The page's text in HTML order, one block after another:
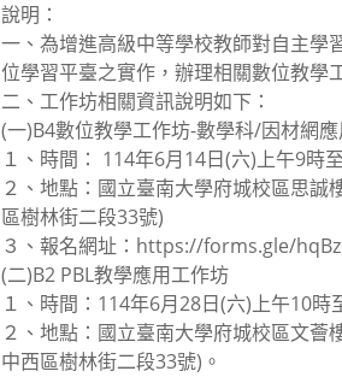
說明：
一、為增進高級中等學校教師對自主學
位學習平臺之實作，辦理相關數位教學
二、工作坊相關資訊說明如下：
(一)B4數位教學工作坊-數學科/因材網應
１、時間： 114年6月14日(六)上午9時
２、地點：國立臺南大學府城校區思誠
區樹林街二段33號)
３、報名網址：https://forms.gle/
(二)B2 PBL教學應用工作坊
１、時間：114年6月28日(六)上午10時
２、地點：國立臺南大學府城校區文薈
中西區樹林街二段33號)。